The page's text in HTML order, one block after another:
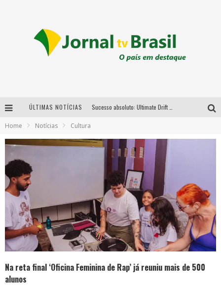
ÚLTIMAS NOTÍCIAS
Home Notícias Cultura
Na reta final ‘Oficina Feminina de Rap’ já reuniu mais de 500
alunos